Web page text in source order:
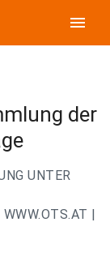
menu
der
UNTER
|